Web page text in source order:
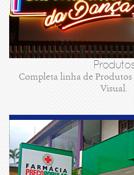
Completa linha de
Visual.